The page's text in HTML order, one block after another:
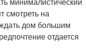
смотреть на
дом большим
отдается